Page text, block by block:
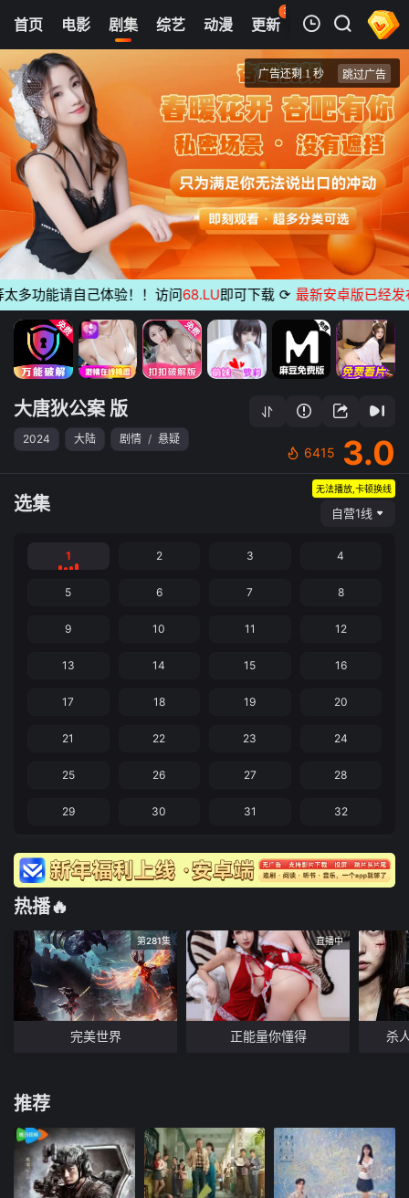
首页 电影 剧集 综艺 动漫 更新
37
热榜 APP
1
大唐狄公案 TV版
清空
能请自己体验！！访问 68.LU即可下载 ⟳ 最新安卓版已经发布无
大唐狄公案 版
2024 大陆 剧情 / 悬疑
6415 3.0
选集
无法播放,卡顿换线
自营1线
1 2 3 4
5 6 7 8
9 10 11 12
13 14 15 16
17 18 19 20
21 22 23 24
25 26 27 28
29 30 31 32
热播🔥
第281集
完美世界
直播中
正能量你懂得 杀
推荐